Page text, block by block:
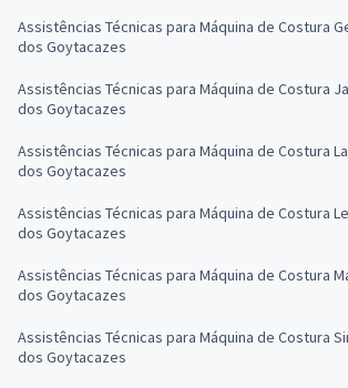
Assistências Técnicas para Máquina de Costura
dos Goytacazes
Assistências Técnicas para Máquina de Costura
dos Goytacazes
Assistências Técnicas para Máquina de Costura
dos Goytacazes
Assistências Técnicas para Máquina de Costura
dos Goytacazes
Assistências Técnicas para Máquina de Costura
dos Goytacazes
Assistências Técnicas para Máquina de Costura
dos Goytacazes